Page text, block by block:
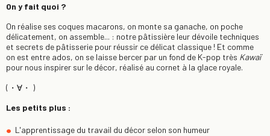
On y fait quoi ?
On réalise ses coques macarons, on monte sa ganache, on poche
délicatement, on assemble... : notre pâtissière leur dévoile techniques
et secrets de pâtisserie pour réussir ce délicat classique ! Et comme
on est entre ados, on se laisse bercer par un fond de K-pop très Kawaï
pour nous inspirer sur le décor, réalisé au cornet à la glace royale.
(・∀・ )
Les petits plus :
L'apprentissage du travail du décor selon son humeur